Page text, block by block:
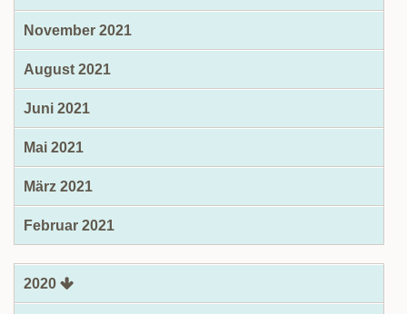
November 2021
August 2021
Juni 2021
Mai 2021
März 2021
Februar 2021
2020